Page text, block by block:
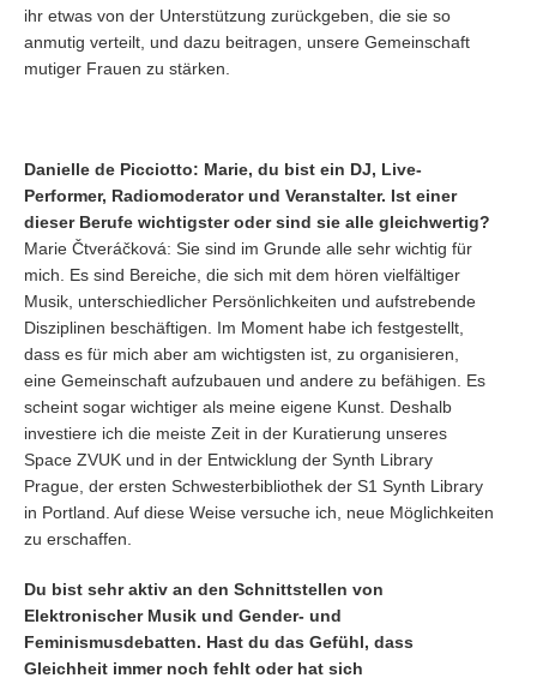
ihr etwas von der Unterstützung zurückgeben, die sie so
anmutig verteilt, und dazu beitragen, unsere Gemeinschaft
mutiger Frauen zu stärken.
Danielle de Picciotto: Marie, du bist ein DJ, Live-
Performer, Radiomoderator und Veranstalter. Ist einer
dieser Berufe wichtigster oder sind sie alle gleichwertig?
Marie Čtveráčková: Sie sind im Grunde alle sehr wichtig für
mich. Es sind Bereiche, die sich mit dem hören vielfältiger
Musik, unterschiedlicher Persönlichkeiten und aufstrebende
Disziplinen beschäftigen. Im Moment habe ich festgestellt,
dass es für mich aber am wichtigsten ist, zu organisieren,
eine Gemeinschaft aufzubauen und andere zu befähigen. Es
scheint sogar wichtiger als meine eigene Kunst. Deshalb
investiere ich die meiste Zeit in der Kuratierung unseres
Space ZVUK und in der Entwicklung der Synth Library
Prague, der ersten Schwesterbibliothek der S1 Synth Library
in Portland. Auf diese Weise versuche ich, neue Möglichkeiten
zu erschaffen.
Du bist sehr aktiv an den Schnittstellen von
Elektronischer Musik und Gender- und
Feminismusdebatten. Hast du das Gefühl, dass
Gleichheit immer noch fehlt oder hat sich